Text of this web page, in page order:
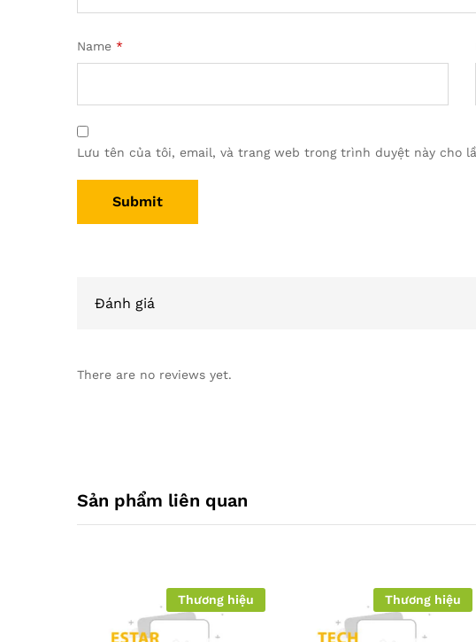
Name *
Lưu tên của tôi, email, và trang web trong trình duyệt này cho
Đánh giá
There are no reviews yet.
Sản phẩm liên quan
Thương hiệu Thương hiệu